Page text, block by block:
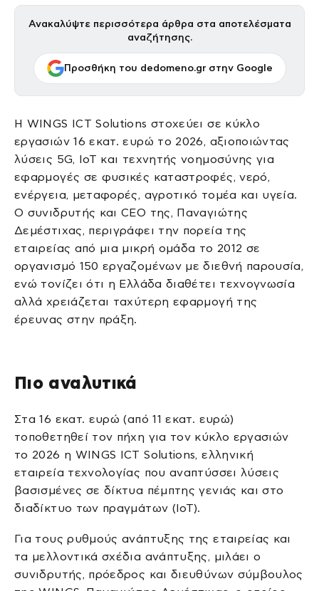
Ανακαλύψτε περισσότερα άρθρα στα αποτελέσματα
αναζήτησης.
Προσθήκη του dedomeno.gr στην Google
Η WINGS ICT Solutions στοχεύει σε κύκλο
εργασιών 16 εκατ. ευρώ το 2026, αξιοποιώντας
λύσεις 5G, IoT και τεχνητής νοημοσύνης για
εφαρμογές σε φυσικές καταστροφές, νερό,
ενέργεια, μεταφορές, αγροτικό τομέα και υγεία.
Ο συνιδρυτής και CEO της, Παναγιώτης
Δεμέστιχας, περιγράφει την πορεία της
εταιρείας από μια μικρή ομάδα το 2012 σε
οργανισμό 150 εργαζομένων με διεθνή παρουσία,
ενώ τονίζει ότι η Ελλάδα διαθέτει τεχνογνωσία
αλλά χρειάζεται ταχύτερη εφαρμογή της
έρευνας στην πράξη.
Πιο αναλυτικά
Στα 16 εκατ. ευρώ (από 11 εκατ. ευρώ)
τοποθετηθεί τον πήχη για τον κύκλο εργασιών
το 2026 η WINGS ICT Solutions, ελληνική
εταιρεία τεχνολογίας που αναπτύσσει λύσεις
βασισμένες σε δίκτυα πέμπτης γενιάς και στο
διαδίκτυο των πραγμάτων (IoT).
Για τους ρυθμούς ανάπτυξης της εταιρείας και
τα μελλοντικά σχέδια ανάπτυξης, μιλάει ο
συνιδρυτής, πρόεδρος και διευθύνων σύμβουλος